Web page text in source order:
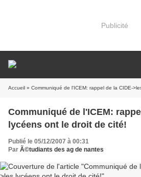
Publicité
Accueil » Communiqué de l'ICEM: rappel de la CIDE-
Communiqué de l'ICEM:
lycéens ont le droit de cité!
Publié le 05/12/2007 à 00:31
Par Ã©tudiants des ag de nantes